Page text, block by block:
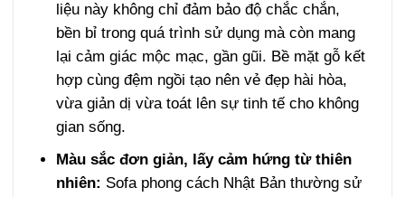
liệu này không chỉ đảm bảo độ chắc chắn,
bền bỉ trong quá trình sử dụng mà còn mang
lại cảm giác mộc mạc, gần gũi. Bề mặt gỗ kết
hợp cùng đệm ngồi tạo nên vẻ đẹp hài hòa,
vừa giản dị vừa toát lên sự tinh tế cho không
gian sống.
Màu sắc đơn giản, lấy cảm hứng từ thiên
nhiên: Sofa phong cách Nhật Bản thường sử